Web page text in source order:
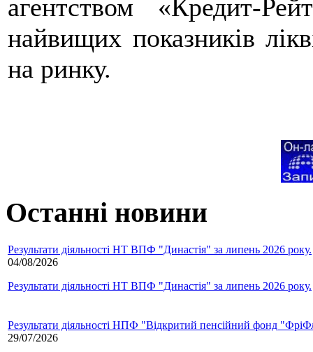
агентством «Кредит-
найвищих показників
на ринку.
Останні новини
Результати діяльності НТ ВПФ "Династія" за липень 2026 року.
04/08/2026
Результати діяльності НТ ВПФ "Династія" за липень 2026 року.
Результати діяльності НПФ "Відкритий пенсійний фонд
29/07/2026